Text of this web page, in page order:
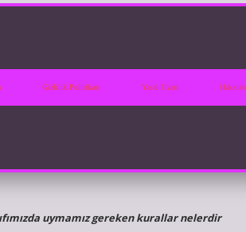
Gizlilik Politikası Yasal Uyarı
uymamız gereken kurallar nelerdir